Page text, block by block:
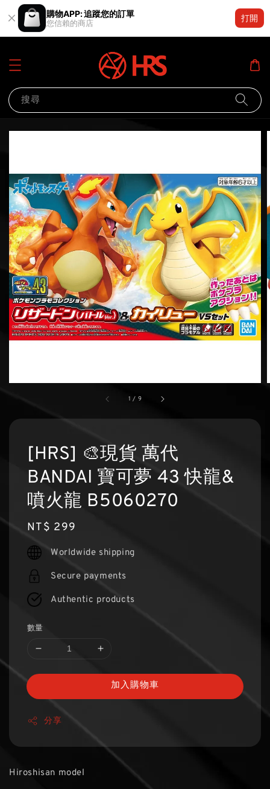
購物APP: 追蹤您的訂單
您信賴的商店
打開
搜尋
1 / 9
[HRS] 🎨現貨 萬代
BANDAI 寶可夢 43 快龍&
噴火龍 B5060270
Regular
price
NT$ 299
Worldwide shipping
Secure payments
Authentic products
數量
加入購物車
分享
Hiroshisan model